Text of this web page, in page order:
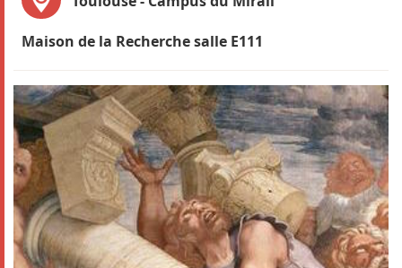
Maison de la Recherche salle E111